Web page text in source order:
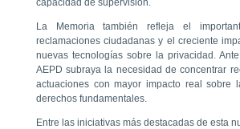
La Memoria también refleja el
reclamaciones ciudadanas y el creciente
nuevas tecnologías sobre la privacidad.
AEPD subraya la necesidad de concentrar
actuaciones con mayor impacto real sobre
derechos fundamentales.
Entre las iniciativas más destacadas de esta